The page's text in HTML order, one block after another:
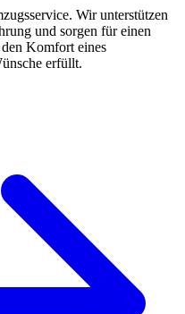
Wir unterstützen
und sorgen für einen
Komfort eines
erfüllt.